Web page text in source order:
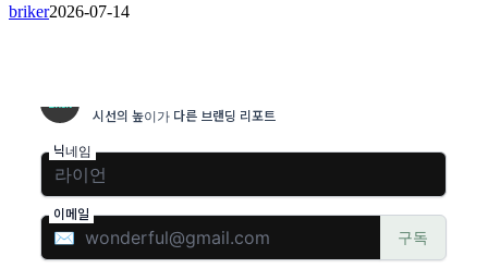
briker2026-07-14